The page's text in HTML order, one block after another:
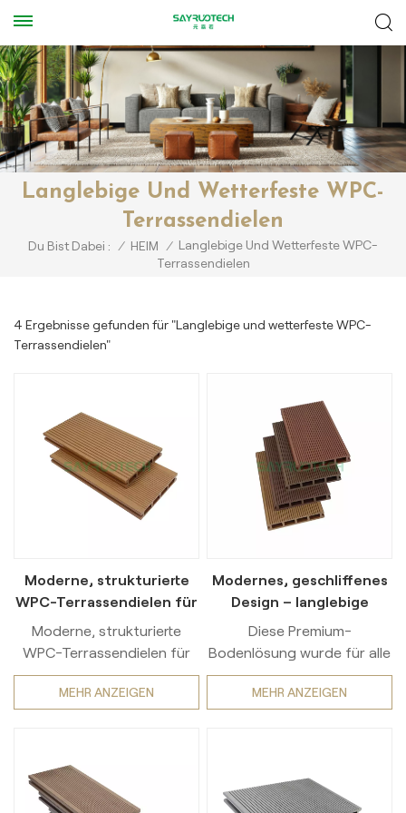
Langlebige Und Wetterfeste WPC-
Terrassendielen
Du Bist Dabei : / HEIM / Langlebige Und Wetterfeste WPC-
Terrassendielen
4 Ergebnisse gefunden für "Langlebige und wetterfeste WPC-
Terrassendielen"
Moderne, strukturierte
WPC-Terrassendielen für
den Außenbereich
Moderne, strukturierte
WPC-Terrassendielen für
den Außenbereich vereinen
innovatives Design mit
Holz-Kunststoff-
Verbundwerkstoff (WPC),
der feuchtigkeitsbeständig,
MEHR ANZEIGEN
Modernes, geschliffenes
Design – langlebige
Terrassendielen aus Holz-
Kunststoff-
Diese Premium-
Bodenlösung wurde für alle
entwickelt, die das
Besondere im Leben zu
Außenbereich auf. Dank
hochwertiger Materialien
MEHR ANZEIGEN